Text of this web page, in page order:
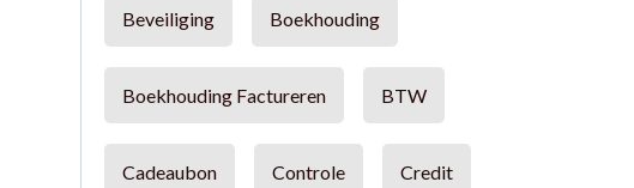
Beveiliging Boekhouding
Boekhouding Factureren BTW
Cadeaubon Controle Credit